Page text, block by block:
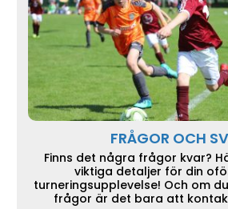
FRÅGOR OCH
Finns det några frågor kvar?
viktiga detaljer för din
turneringsupplevelse! Och om
frågor är det bara att